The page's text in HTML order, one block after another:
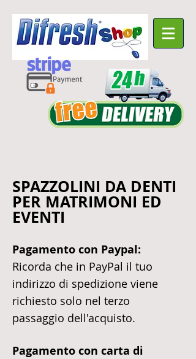
SPAZZOLINI DA DENTI
PER MATRIMONI ED
EVENTI
Pagamento con Paypal:
Ricorda che in PayPal il tuo
indirizzo di spedizione viene
richiesto solo nel terzo
passaggio dell'acquisto.
Pagamento con carta di